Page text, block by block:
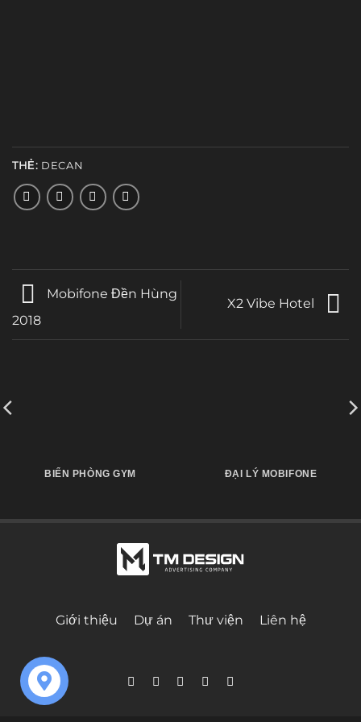
THẺ: DECAN
Mobifone Đền Hùng
2018
X2 Vibe Hotel
BIỂN PHÒNG GYM ĐẠI LÝ MOBIFONE
Giới thiệu Dự án Thư viện Liên hệ